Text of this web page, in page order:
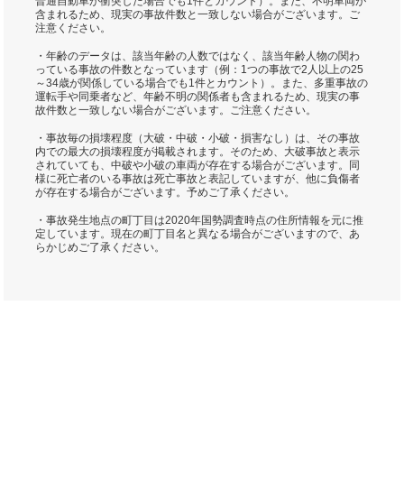
含まれるため、現実の事故件数と一致しない場合がございます。ご
注意ください。
・年齢のデータは、該当年齢の人数ではなく、該当年齢人物の関わ
っている事故の件数となっています（例：1つの事故で2人以上の25
～34歳が関係している場合でも1件とカウント）。また、多重事故の
運転手や同乗者など、年齢不明の関係者も含まれるため、現実の事
故件数と一致しない場合がございます。ご注意ください。
・事故毎の損壊程度（大破・中破・小破・損害なし）は、その事故
内での最大の損壊程度が掲載されます。そのため、大破事故と表示
されていても、中破や小破の車両が存在する場合がございます。同
様に死亡者のいる事故は死亡事故と表記していますが、他に負傷者
が存在する場合がございます。予めご了承ください。
・事故発生地点の町丁目は2020年国勢調査時点の住所情報を元に推
定しています。現在の町丁目名と異なる場合がございますので、あ
らかじめご了承ください。